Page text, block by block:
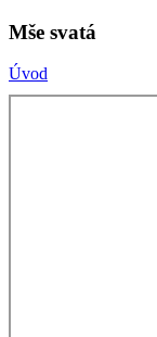
Mše svatá
Úvod